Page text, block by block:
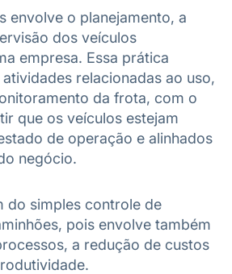
envolve o planejamento, a
dos veículos
empresa. Essa prática
relacionadas ao uso,
da frota, com o
que os veículos estejam
de operação e alinhados
negócio.
do simples controle de
pois envolve também
a redução de custos